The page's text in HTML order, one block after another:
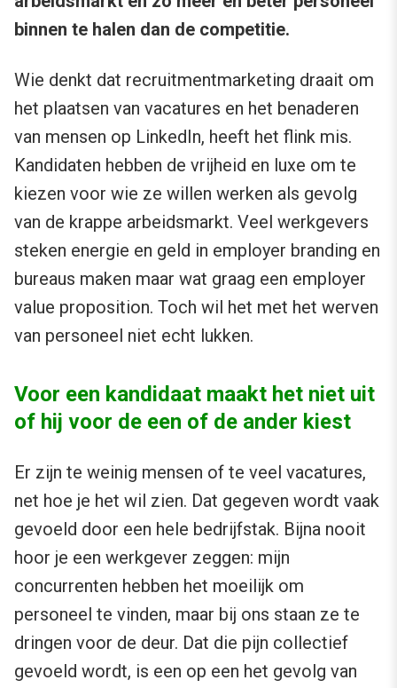
binnen te halen dan de competitie.
Wie denkt dat recruitmentmarketing draait om
het plaatsen van vacatures en het benaderen
van mensen op LinkedIn, heeft het flink mis.
Kandidaten hebben de vrijheid en luxe om te
kiezen voor wie ze willen werken als gevolg
van de krappe arbeidsmarkt. Veel werkgevers
steken energie en geld in employer branding en
bureaus maken maar wat graag een employer
value proposition. Toch wil het met het werven
van personeel niet echt lukken.
Voor een kandidaat maakt het niet uit
of hij voor de een of de ander kiest
Er zijn te weinig mensen of te veel vacatures,
net hoe je het wil zien. Dat gegeven wordt vaak
gevoeld door een hele bedrijfstak. Bijna nooit
hoor je een werkgever zeggen: mijn
concurrenten hebben het moeilijk om
personeel te vinden, maar bij ons staan ze te
dringen voor de deur. Dat die pijn collectief
gevoeld wordt, is een op een het gevolg van